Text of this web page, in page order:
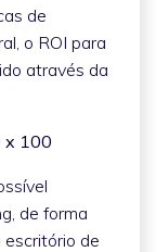
de
o ROI para
através da
x 100
de forma
de